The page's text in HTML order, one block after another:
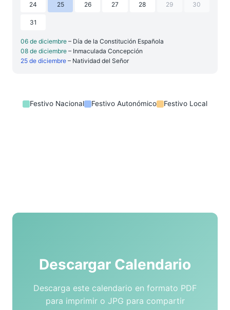
24 25 26 27 28 29 30
31
06 de diciembre – Día de la Constitución Española
08 de diciembre – Inmaculada Concepción
25 de diciembre – Natividad del Señor
Festivo Nacional Festivo Autonómico Festivo Local
Descargar Calendario
Descarga este calendario en formato PDF
para imprimir o JPG para compartir